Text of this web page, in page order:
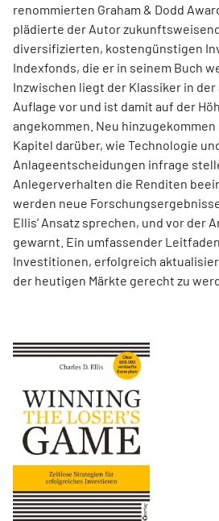
renommierten Graham & Dodd
plädierte der Autor
diversifizierten, kostengünstigen
Indexfonds, die er in seinem Buch
Inzwischen liegt der Klassiker in
Auflage vor und ist damit auf der
angekommen. Neu
Kapitel darüber, wie Technologie
Anlageentscheidungen infrage
Anlegerverhalten die Renditen
werden neue
Ellis’ Ansatz sprechen, und vor der
gewarnt. Ein umfassender
Investitionen, erfolgreich
der heutigen Märkte gerecht zu